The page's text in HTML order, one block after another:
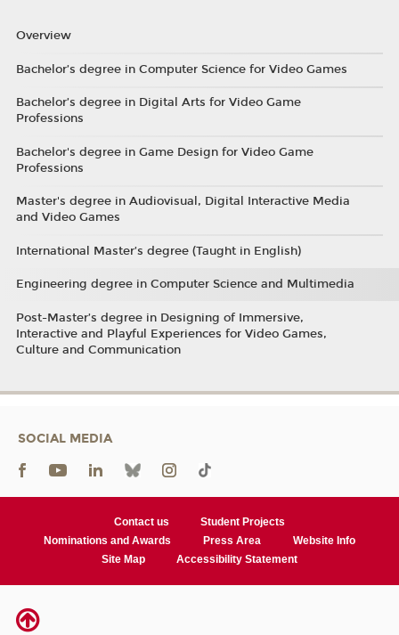
Overview
Bachelor’s degree in Computer Science for Video Games
Bachelor’s degree in Digital Arts for Video Game
Professions
Bachelor's degree in Game Design for Video Game
Professions
Master's degree in Audiovisual, Digital Interactive Media
and Video Games
International Master’s degree (Taught in English)
Engineering degree in Computer Science and Multimedia
Post-Master’s degree in Designing of Immersive,
Interactive and Playful Experiences for Video Games,
Culture and Communication
SOCIAL MEDIA
Contact us
Student Projects
Nominations and Awards
Press Area
Website Info
Site Map
Accessibility Statement